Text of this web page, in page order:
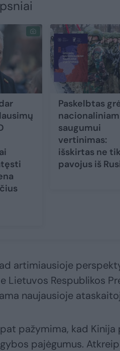
Paskelbtas
nacionaliniam
saugumui
vertinimas:
išskirtas ne tik
pavojus iš
artimiausioje
Lietuvos Respublikos
naujausioje
pažymima, kad
pajėgumus.